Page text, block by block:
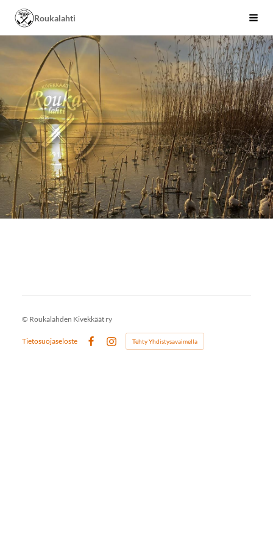
Siirry
sivun
sisältöön
Roukalahti
© Roukalahden Kivekkäät ry
Tietosuojaseloste
Instagram
Tehty Yhdistysavaimella